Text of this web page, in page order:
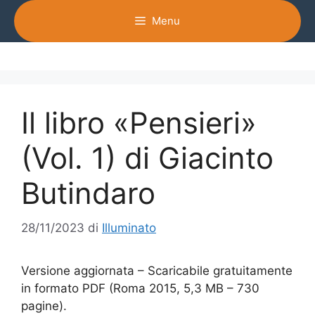
Vai
contenuto
Menu
Il libro «Pensieri»
(Vol. 1) di Giacinto
Butindaro
28/11/2023 di Illuminato
Versione aggiornata – Scaricabile gratuitamente
in formato PDF (Roma 2015, 5,3 MB – 730
pagine).